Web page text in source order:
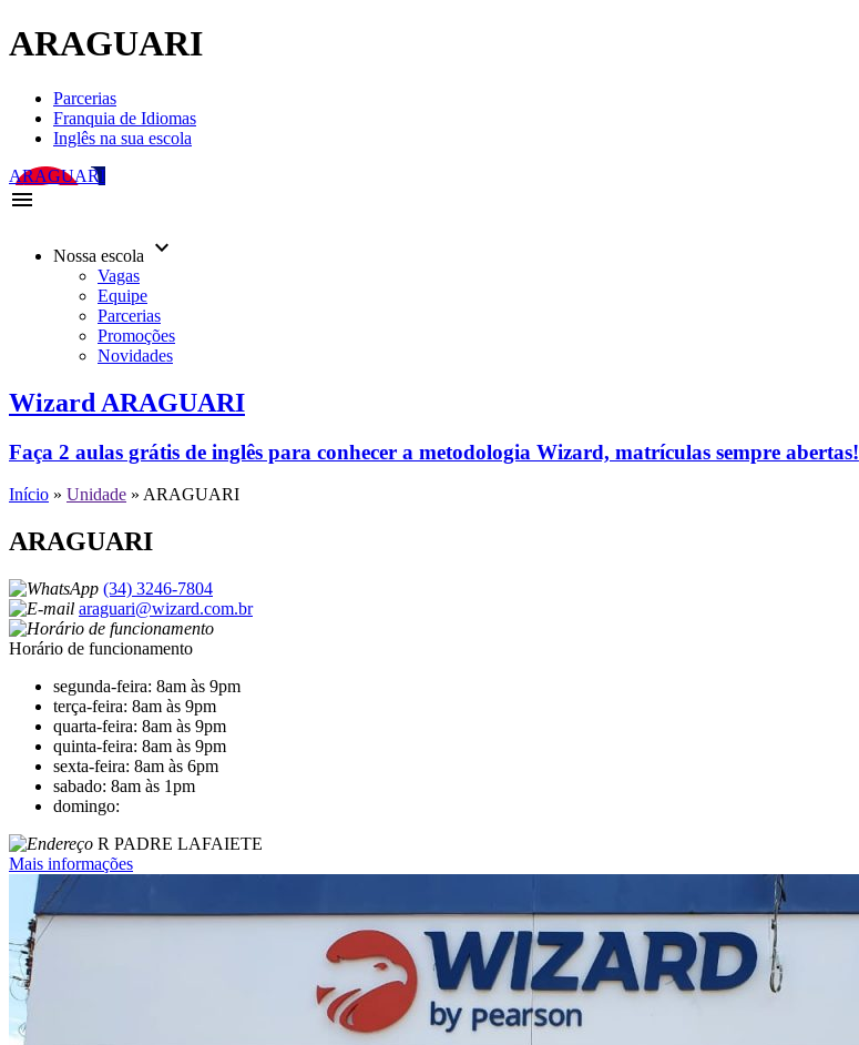
ARAGUARI
Parcerias
Franquia de Idiomas
Inglês na sua escola
ARAGUARI
menu
Nossa escola keyboard_arrow_down
Vagas
Equipe
Parcerias
Promoções
Novidades
Wizard ARAGUARI
Faça 2 aulas grátis de inglês para conhecer a metodologia Wizard, matrículas sempre abertas!
Início » Unidade » ARAGUARI
ARAGUARI
(34) 3246-7804
araguari@wizard.com.br
Horário de funcionamento
segunda-feira: 8am às 9pm
terça-feira: 8am às 9pm
quarta-feira: 8am às 9pm
quinta-feira: 8am às 9pm
sexta-feira: 8am às 6pm
sabado: 8am às 1pm
domingo:
R PADRE LAFAIETE
Mais informações